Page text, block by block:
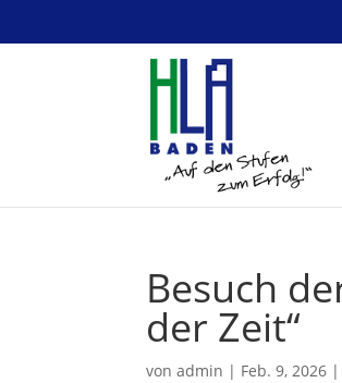
Besuch
der Zeit“
vonadmin | Feb. 9, 2026